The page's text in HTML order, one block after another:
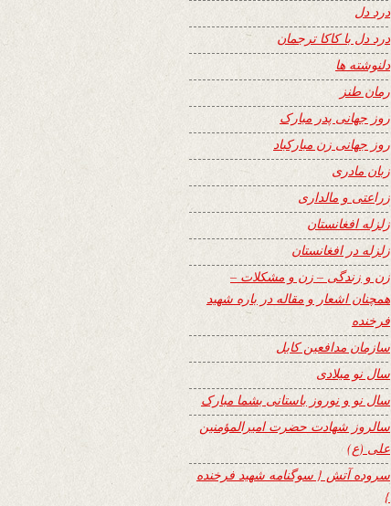
درد دل
درد دل با کاکا ترجمان
دلنوشته ها
رمان طنز
روز جهانی پدر مبارک
روز جهانی زن مبارکباد
زبان مادری
زراعتی و مالداری
زلزله افغانستان
زلزله در افغانستان
زن و زندگی – زن و مشکلات –
همچنان اشعار و مقاله در باره شهید
فرخنده
سازمان مدافعین کابل
سال نو میلادی
سال نو و نوروز باستانی بشما مبارک
سالروز شهادت حضرت امیرالمؤمنین
علی (ع)
سروده آتش { سوگنامه شهید فرخنده
}